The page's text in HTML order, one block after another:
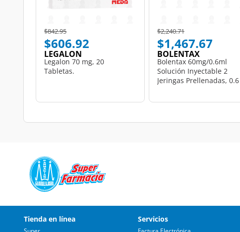
Price reduced from
$842.95to
$606.92
LEGALON
Legalon 70 mg, 20
Tabletas.
Price reduced from
$2,240.71to
$1,467.67
BOLENTAX
Bolentax 60mg/0.6ml
Solución Inyectable 2
Jeringas Prellenadas, 0.6
Tienda en línea Servicios